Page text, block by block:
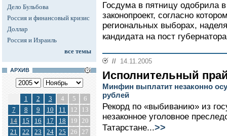
Дело Бульбова
Россия и финансовый кризис
Доллар
Россия и Израиль
все темы
АРХИВ
1 2 3 4 5
6
7
8 9 10 11 12
13
14
15 16 17 18 19 20
21
22 23 24 25 26 27
Госдума в пятницу одобрила
законопроект, согласно
региональных выборах,
кандидата на пост
// 14.11.2005
Исполнительный
Минфин выплатит незаконно
рублей
Рекорд по «выбиванию» из
незаконное уголовное
Татарстане...>>